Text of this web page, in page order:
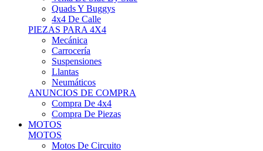
Quads Y Buggys
4x4 De Calle
PIEZAS PARA 4X4
Mecánica
Carrocería
Suspensiones
Llantas
Neumáticos
ANUNCIOS DE COMPRA
Compra De 4x4
Compra De Piezas
MOTOS
MOTOS
Motos De Circuito